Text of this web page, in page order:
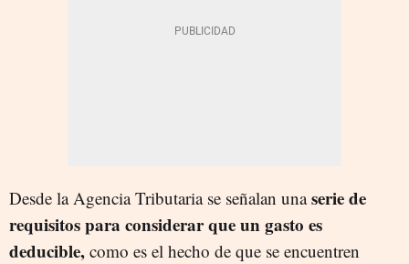
Desde la Agencia Tributaria se señalan unaserie de
requisitos para considerar que un gasto es
deducible, como es el hecho de que se encuentren